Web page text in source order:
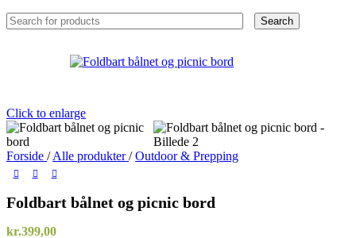
Search
Click to enlarge
Forside / Alle produkter/ Outdoor & Prepping
Foldbart bålnet og picnic bord
kr.399,00